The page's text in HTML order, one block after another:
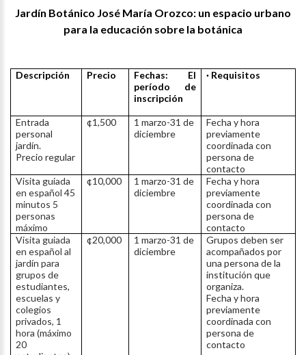
Jardín Botánico José María Orozco: un espacio urbano
para la educación sobre la botánica
Descripción Precio
Fechas: El
período de
inscripción
· Requisitos
Entrada
personal
jardín.
Precio regular
¢1,500
1 marzo-31 de
diciembre
Fecha y hora
previamente
coordinada con
persona de
contacto
Visita guiada
en español 45
minutos 5
personas
máximo
¢10,000
1 marzo-31 de
diciembre
Fecha y hora
previamente
coordinada con
persona de
contacto
Visita guiada
en español al
jardín para
grupos de
estudiantes,
escuelas y
colegios
privados, 1
hora (máximo
20
¢20,000
1 marzo-31 de
diciembre
Grupos deben ser
acompañados por
una persona de la
institución que
organiza.
Fecha y hora
previamente
coordinada con
persona de
contacto